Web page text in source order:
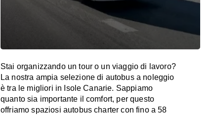
Stai organizzando un tour o un viaggio di lavoro?
La nostra ampia selezione di autobus a noleggio
è tra le migliori in Isole Canarie. Sappiamo
quanto sia importante il comfort, per questo
offriamo spaziosi autobus charter con fino a 58